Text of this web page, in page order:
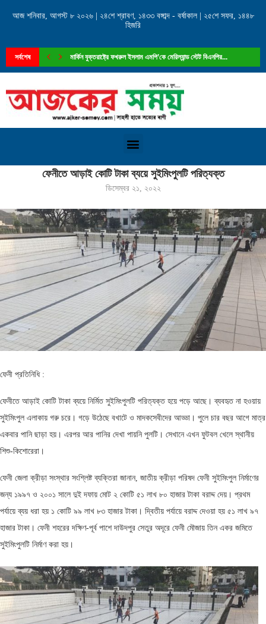
আজ শনিবার, আগস্ট ৮ ২০২৬ | ২৪শে শ্রাবণ, ১৪৩৩ বঙ্গাব্দ - বর্ষাকাল | ২৫শে সফর, ১৪৪৮
হিজরি
সর্বশেষ মার্কিন যুক্তরাষ্ট্রে ফখরুল ইসলাম এমপি’কে মেরিল্যান্ড স্টেট বিএনপির...
ফেনী পৌরসভার ১নং ওয়ার্ড কাউন্সিলর পদে আলোচনায় মান্নান...
ফেনীতে আড়াই কোটি টাকা ব্যয়ে সুইমিংপুলটি পরিত্যক্ত
ফেনীতে আড়াই কোটি টাকা ব্যয়ে সুইমিংপুলটি পরিত্যক্ত
ডিসেম্বর ২১, ২০২২
ফেনী প্রতিনিধি :
ফেনীতে আড়াই কোটি টাকা ব্যয়ে নির্মিত সুইমিংপুলটি পরিত্যক্ত হয়ে পড়ে আছে। ব্যবহৃত না হওয়ায়
সুইমিংপুল এলাকায় গরু চরে। গড়ে উঠেছে বখাটে ও মাদকসেবীদের আড্ডা। পুলে চার বছর আগে মাত্র
একবার পানি ছাড়া হয়। এরপর আর পানির দেখা পায়নি পুলটি। সেখানে এখন ফুটবল খেলে স্থানীয়
শিশু-কিশোরেরা।
ফেনী জেলা ক্রীড়া সংস্থার সংশ্লিষ্ট ব্যক্তিরা জানান, জাতীয় ক্রীড়া পরিষদ ফেনী সুইমিংপুল নির্মাণের
জন্য ১৯৯৭ ও ২০০১ সালে দুই দফায় মোট ২ কোটি ৫১ লাখ ৮০ হাজার টাকা বরাদ্দ দেয়। প্রথম
পর্যায়ে ব্যয় ধরা হয় ১ কোটি ৯৯ লাখ ৮৩ হাজার টাকা। দ্বিতীয় পর্যায়ে বরাদ্দ দেওয়া হয় ৫১ লাখ ৯৭
হাজার টাকা। ফেনী শহরের দক্ষিণ-পূর্ব পাশে দাউদপুর সেতুর অদূরে ফেনী মৌজায় তিন একর জমিতে
সুইমিংপুলটি নির্মাণ করা হয়।